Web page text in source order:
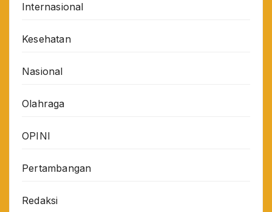
Internasional
Kesehatan
Nasional
Olahraga
OPINI
Pertambangan
Redaksi